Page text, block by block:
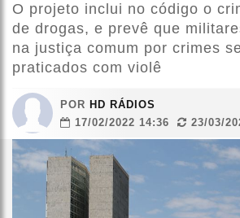
O projeto inclui no código o
de drogas, e prevê que
na justiça comum por crimes
praticados com violê
POR HD RÁDIOS
17/02/2022 14:36
23/03/